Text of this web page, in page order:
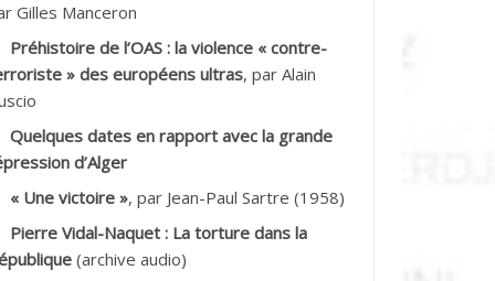
Baghdad*
Boualem*
Rachid
Omar *
Gilles Manceron
Préhistoire de l’OAS : la violence « contre-
» des européens ultras, par Alain
Quelques dates en rapport avec la grande
d’Alger
« Une victoire », par Jean-Paul Sartre (1958)
Pierre Vidal-Naquet : La torture dans la
(archive audio)